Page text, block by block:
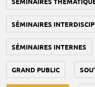
SÉMINAIRES
SÉMINAIRES INTERNES
GRAND PUBLIC